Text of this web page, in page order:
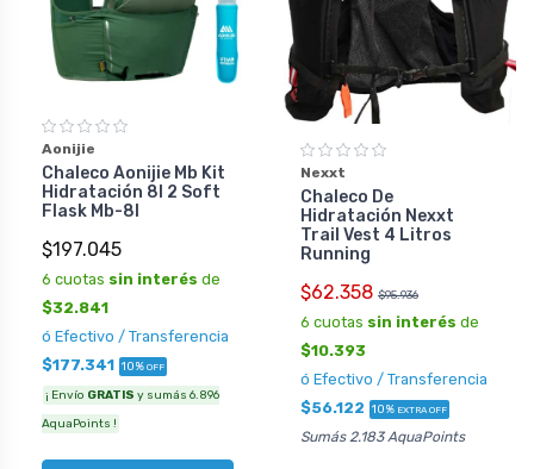
Aonijie
Chaleco Aonijie Mb Kit
Hidratación 8l 2 Soft
Flask Mb-8l
$197.045
6 cuotas sin interés de
$32.841
ó Efectivo / Transferencia
$177.341 10% OFF
¡ Envío GRATIS y sumás 6.896
AquaPoints !
Nexxt
Chaleco De
Hidratación Nexxt
Trail Vest 4 Litros
Running
$62.358 $95.936
6 cuotas sin interés de
$10.393
ó Efectivo / Transferencia
$56.122 10% EXTRA OFF
Sumás 2.183 AquaPoints